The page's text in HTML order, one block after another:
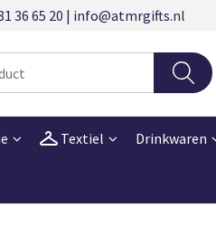
36 65 20 | info@atmrgifts.nl
Textiel Drinkwaren